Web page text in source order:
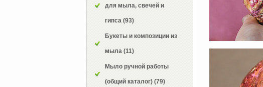
для мыла, свечей и
гипса (93)
Букеты и композиции из
мыла (11)
Мыло ручной работы
(общий каталог) (79)